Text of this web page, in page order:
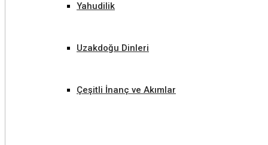
Yahudilik
Uzakdoğu Dinleri
Çeşitli İnanç ve Akımlar